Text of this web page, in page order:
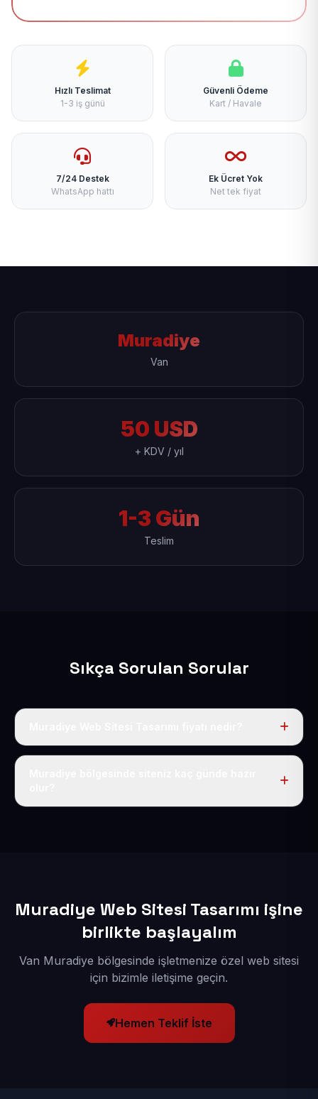
Hızlı Teslimat
1-3 iş günü
Güvenli Ödeme
Kart / Havale
7/24 Destek
WhatsApp hattı
Ek Ücret Yok
Net tek fiyat
Muradiye
Van
50 USD
+ KDV / yıl
1-3 Gün
Teslim
Sıkça Sorulan Sorular
Tek fiyat uygulanır: yıllık 50 USD + KDV. Bu bedele alan
Muradiye Web Sitesi Tasarımı işine
birlikte başlayalım
Van Muradiye bölgesinde işletmenize özel web sitesi
için bizimle iletişime geçin.
Hemen Teklif İste